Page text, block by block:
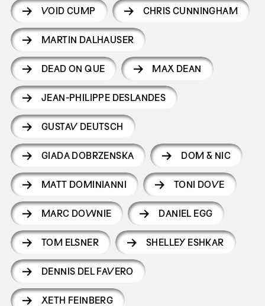
VOID CUMP CHRIS CUNNINGHAM
MARTIN DALHAUSER
DEAD ON QUE MAX DEAN
JEAN-PHILIPPE DESLANDES
GUSTAV DEUTSCH
GIADA DOBRZENSKA DOM & NIC
MATT DOMINIANNI TONI DOVE
MARC DOWNIE DANIEL EGG
TOM ELSNER SHELLEY ESHKAR
DENNIS DEL FAVERO
XETH FEINBERG